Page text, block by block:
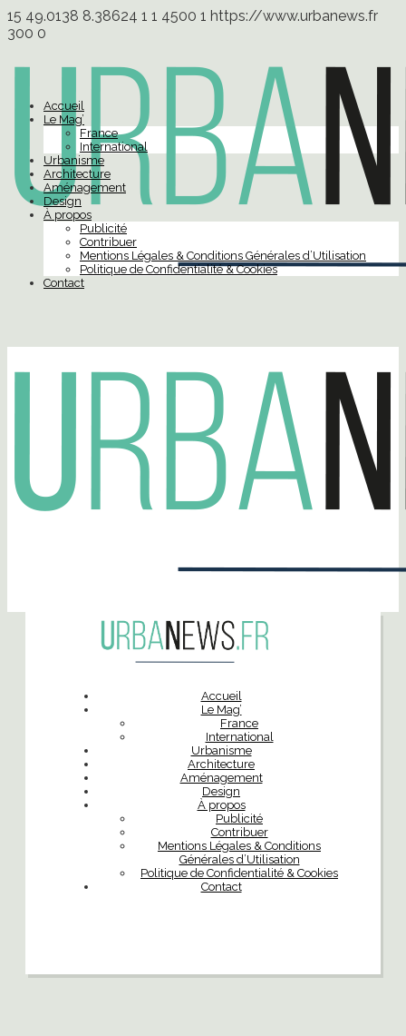
15 49.0138 8.38624 1 1 4500 1 https://www.urbanews.fr
300 0
Accueil
Le Mag’
France
International
Urbanisme
Architecture
Aménagement
Design
À propos
Publicité
Contribuer
Mentions Légales & Conditions Générales d’Utilisation
Politique de Confidentialité & Cookies
Contact
Accueil
Le Mag’
France
International
Urbanisme
Architecture
Aménagement
Design
À propos
Publicité
Contribuer
Mentions Légales & Conditions
Générales d’Utilisation
Politique de Confidentialité & Cookies
Contact